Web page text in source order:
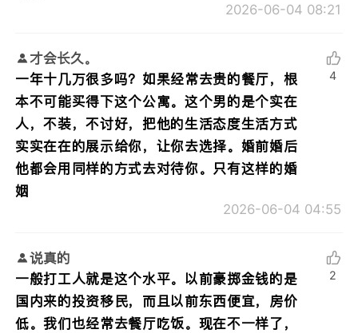
2026-06-04 08:21
才会长久。
一年十几万很多吗？如果经常去贵的餐厅，根
本不可能买得下这个公寓。这个男的是个实在
人，不装，不讨好，把他的生活态度生活方式
实实在在的展示给你，让你去选择。婚前婚后
他都会用同样的方式去对待你。只有这样的婚
姻
2026-06-04 04:55
4
说真的
一般打工人就是这个水平。以前豪掷金钱的是
国内来的投资移民，而且以前东西便宜，房价
低。我们也经常去餐厅吃饭。现在不一样了，
2